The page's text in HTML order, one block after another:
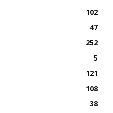
102
47
252
5
121
108
38